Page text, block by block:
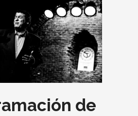
de